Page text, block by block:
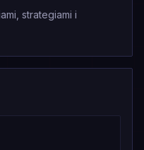
strategiami i